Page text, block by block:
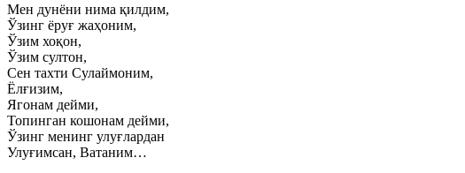
Мен дунёни нима қилдим,
Ўзинг ёруғ жаҳоним,
Ўзим хоқон,
Ўзим султон,
Сен тахти Сулаймоним,
Ёлғизим,
Ягонам дейми,
Топинган кошонам дейми,
Ўзинг менинг улуғлардан
Улуғимсан, Ватаним…